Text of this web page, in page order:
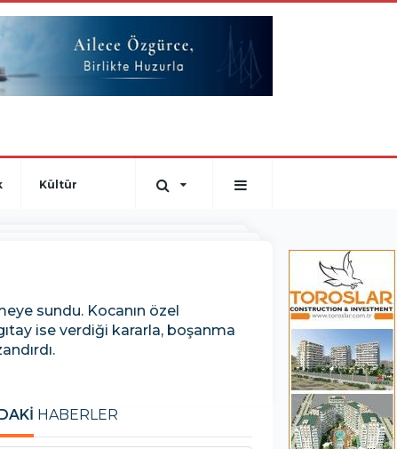
Kültür
sundu. Kocanın özel
ise verdiği kararla, boşanma
HABERLER